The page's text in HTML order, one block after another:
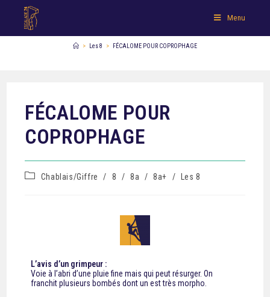
Menu
> Les 8 > FÉCALOME POUR COPROPHAGE
FÉCALOME POUR
COPROPHAGE
Chablais/Giffre / 8 / 8a / 8a+ / Les 8
L’avis d’un grimpeur :
Voie à l’abri d’une pluie fine mais qui peut résurger. On
franchit plusieurs bombés dont un est très morpho.